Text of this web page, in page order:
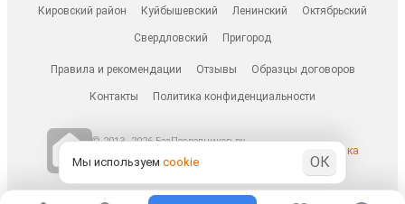
Кировский район Куйбышевский Ленинский Октябрьский
Свердловский Пригород
Правила и рекомендации Отзывы Образцы договоров
Контакты Политика конфиденциальности
© 2013–2026 БезПосредников.ру
БесПосредника.ру / besposrednika.ru
Мы используем cookie ОК